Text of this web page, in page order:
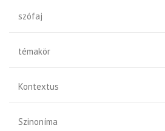
szófaj
témakör
Kontextus
Szinoníma